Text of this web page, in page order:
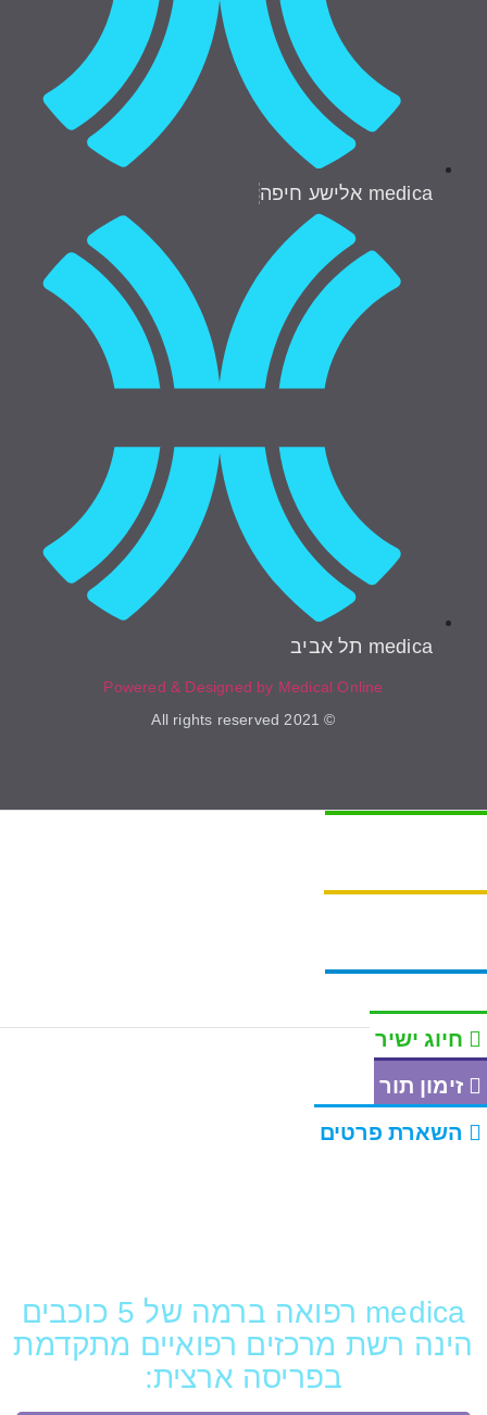
medica אלישע חיפה
medica תל אביב
Powered & Designed by Medical Online
© 2021 All rights reserved
חיוג ישיר
זימון תור
השארת פרטים
medica רפואה ברמה של 5 כוכבים
הינה רשת מרכזים רפואיים מתקדמת
בפריסה ארצית: